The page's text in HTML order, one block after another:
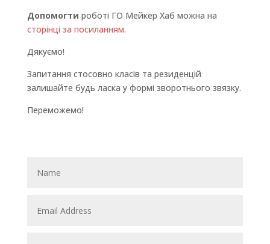
Допомогти роботі ГО Мейкер Хаб можна на
сторінці за посиланням.
Дякуємо!
Запитання стосовно класів та резиденцій
залишайте будь ласка у формі зворотнього звязку.
Переможемо!